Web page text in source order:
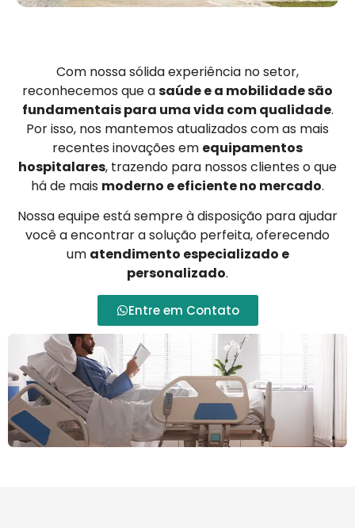
Com nossa sólida experiência no setor,
reconhecemos que asaúde e a mobilidade são
fundamentais para uma vida com qualidade.
Por isso, nos mantemos atualizados com as mais
recentes inovações em equipamentos
hospitalares, trazendo para nossos clientes o que
há de mais moderno e eficiente no mercado.
Nossa equipe está sempre à disposição para ajudar
você a encontrar a solução perfeita, oferecendo
um atendimento especializado e
personalizado.
Entre em Contato